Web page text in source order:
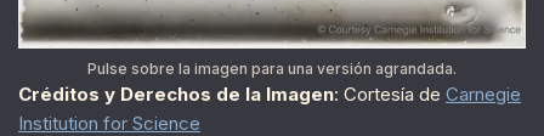
Pulse sobre la imagen para una versión agrandada.
Créditos y Derechos de la Imagen: Cortesía de Carnegie
Institution for Science